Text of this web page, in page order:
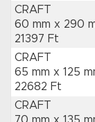
CRAFT
60 mm x 290
21397 Ft
CRAFT
65 mm x 125
22682 Ft
CRAFT